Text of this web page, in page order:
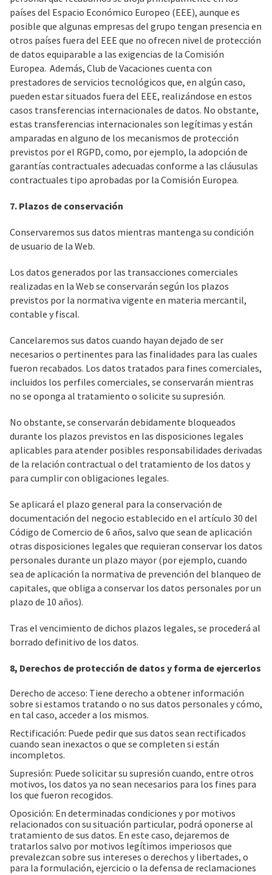
países del Espacio Económico Europeo (EEE), aunque es
posible que algunas empresas del grupo tengan presencia en
otros países fuera del EEE que no ofrecen nivel de protección
de datos equiparable a las exigencias de la Comisión
Europea. Además, Club de Vacaciones cuenta con
prestadores de servicios tecnológicos que, en algún caso,
pueden estar situados fuera del EEE, realizándose en estos
casos transferencias internacionales de datos. No obstante,
estas transferencias internacionales son legítimas y están
amparadas en alguno de los mecanismos de protección
previstos por el RGPD, como, por ejemplo, la adopción de
garantías contractuales adecuadas conforme a las cláusulas
contractuales tipo aprobadas por la Comisión Europea.
7. Plazos de conservación
Conservaremos sus datos mientras mantenga su condición
de usuario de la Web.
Los datos generados por las transacciones comerciales
realizadas en la Web se conservarán según los plazos
previstos por la normativa vigente en materia mercantil,
contable y fiscal.
Cancelaremos sus datos cuando hayan dejado de ser
necesarios o pertinentes para las finalidades para las cuales
fueron recabados. Los datos tratados para fines comerciales,
incluidos los perfiles comerciales, se conservarán mientras
no se oponga al tratamiento o solicite su supresión.
No obstante, se conservarán debidamente bloqueados
durante los plazos previstos en las disposiciones legales
aplicables para atender posibles responsabilidades derivadas
de la relación contractual o del tratamiento de los datos y
para cumplir con obligaciones legales.
Se aplicará el plazo general para la conservación de
documentación del negocio establecido en el artículo 30 del
Código de Comercio de 6 años, salvo que sean de aplicación
otras disposiciones legales que requieran conservar los datos
personales durante un plazo mayor (por ejemplo, cuando
sea de aplicación la normativa de prevención del blanqueo de
capitales, que obliga a conservar los datos personales por un
plazo de 10 años).
Tras el vencimiento de dichos plazos legales, se procederá al
borrado definitivo de los datos.
8, Derechos de protección de datos y forma de ejercerlos
Derecho de acceso: Tiene derecho a obtener información
sobre si estamos tratando o no sus datos personales y cómo,
en tal caso, acceder a los mismos.
Rectificación: Puede pedir que sus datos sean rectificados
cuando sean inexactos o que se completen si están
incompletos.
Supresión: Puede solicitar su supresión cuando, entre otros
motivos, los datos ya no sean necesarios para los fines para
los que fueron recogidos.
Oposición: En determinadas condiciones y por motivos
relacionados con su situación particular, podrá oponerse al
tratamiento de sus datos. En este caso, dejaremos de
tratarlos salvo por motivos legítimos imperiosos que
prevalezcan sobre sus intereses o derechos y libertades, o
para la formulación, ejercicio o la defensa de reclamaciones